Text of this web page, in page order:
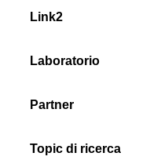
Link2
Laboratorio
Partner
Topic di ricerca